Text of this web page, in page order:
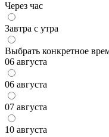
Через час
Завтра с утра
Выбрать конкретное
06 августа
06 августа
07 августа
10 августа